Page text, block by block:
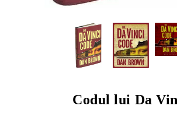
Codul lui Da